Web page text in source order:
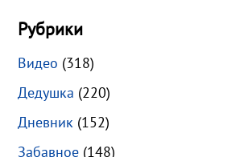
Рубрики
Видео (318)
Дедушка (220)
Дневник (152)
Забавное (148)